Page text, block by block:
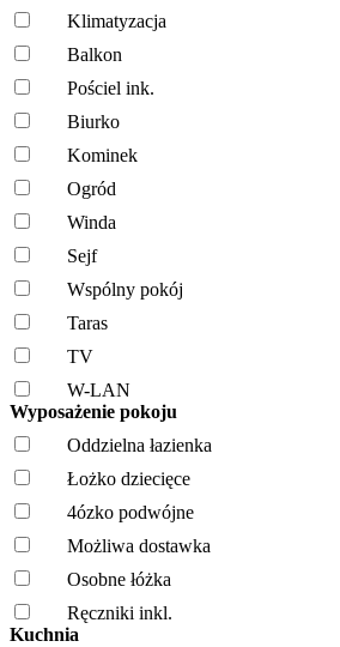
Klimatyzacja
Balkon
Pościel ink.
Biurko
Kominek
Ogród
Winda
Sejf
Wspólny pokój
Taras
TV
W-LAN
Wyposażenie pokoju
Oddzielna łazienka
Łożko dziecięce
4ózko podwójne
Możliwa dostawka
Osobne łóżka
Ręczniki inkl.
Kuchnia